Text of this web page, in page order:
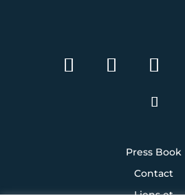
Press Book
Contact